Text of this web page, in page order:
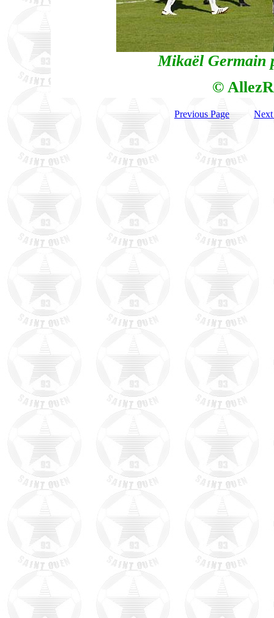
Mikaël Germain
©
Previous Page Next